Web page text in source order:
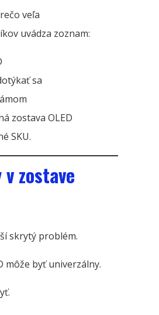
veľa
uvádza zoznam:
sa
zostava OLED
SKU.
zostave
skrytý problém.
môže byť univerzálny.